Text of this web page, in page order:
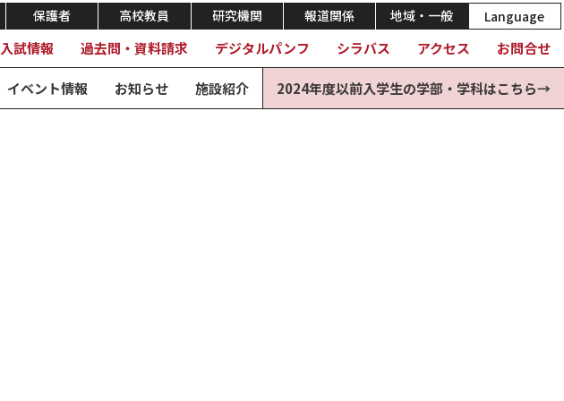
保護者 高校教員 研究機関 報道関係 地域・一般 Language
入試情報 過去問・資料請求 デジタルパンフ シラバス アクセス お問合せ
イベント情報 お知らせ 施設紹介 2024年度以前入学生の学部・学科はこちら→